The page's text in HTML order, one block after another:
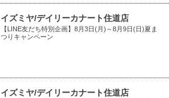
イズミヤ/デイリーカナート住道店
【LINE友だち特別企画】8月3日(月)～8月9日(日)夏ま
つりキャンペーン
イズミヤ/デイリーカナート住道店